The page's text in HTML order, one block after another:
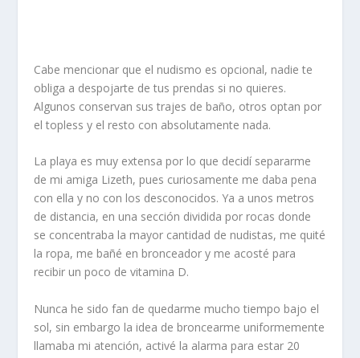
Cabe mencionar que el nudismo es opcional, nadie te
obliga a despojarte de tus prendas si no quieres.
Algunos conservan sus trajes de baño, otros optan por
el topless y el resto con absolutamente nada.
La playa es muy extensa por lo que decidí separarme
de mi amiga Lizeth, pues curiosamente me daba pena
con ella y no con los desconocidos. Ya a unos metros
de distancia, en una sección dividida por rocas donde
se concentraba la mayor cantidad de nudistas, me quité
la ropa, me bañé en bronceador y me acosté para
recibir un poco de vitamina D.
Nunca he sido fan de quedarme mucho tiempo bajo el
sol, sin embargo la idea de broncearme uniformemente
llamaba mi atención, activé la alarma para estar 20